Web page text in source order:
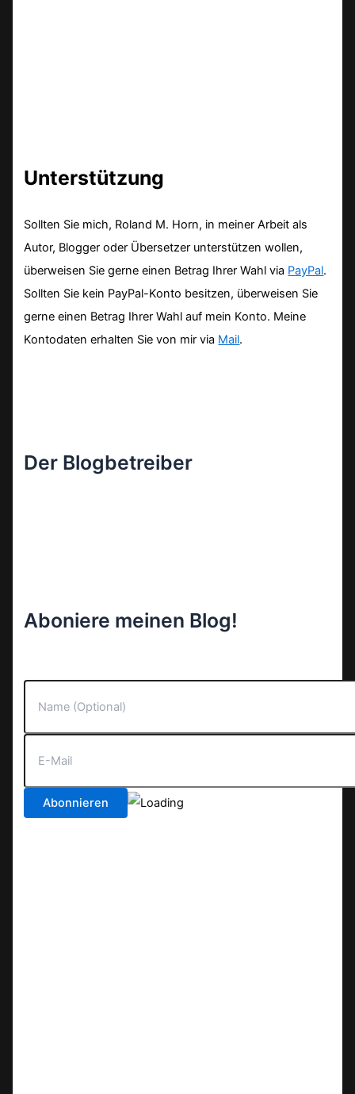
Unterstützung
Sollten Sie mich, Roland M. Horn, in meiner Arbeit als
Autor, Blogger oder Übersetzer unterstützen wollen,
überweisen Sie gerne einen Betrag Ihrer Wahl via PayPal.
Sollten Sie kein PayPal-Konto besitzen, überweisen Sie
gerne einen Betrag Ihrer Wahl auf mein Konto. Meine
Kontodaten erhalten Sie von mir via Mail.
Der Blogbetreiber
Aboniere meinen Blog!